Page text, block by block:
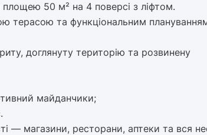
площею 50 м² на 4 поверсі з ліфтом.
терасою та функціональним
доглянуту територію та розвинену
майданчики;
— магазини, ресторани, аптеки та вся